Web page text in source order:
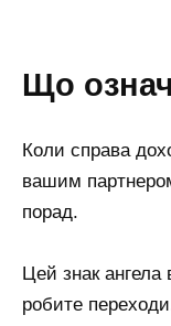
Що
Коли справа
вашим
порад.
Цей знак
робите